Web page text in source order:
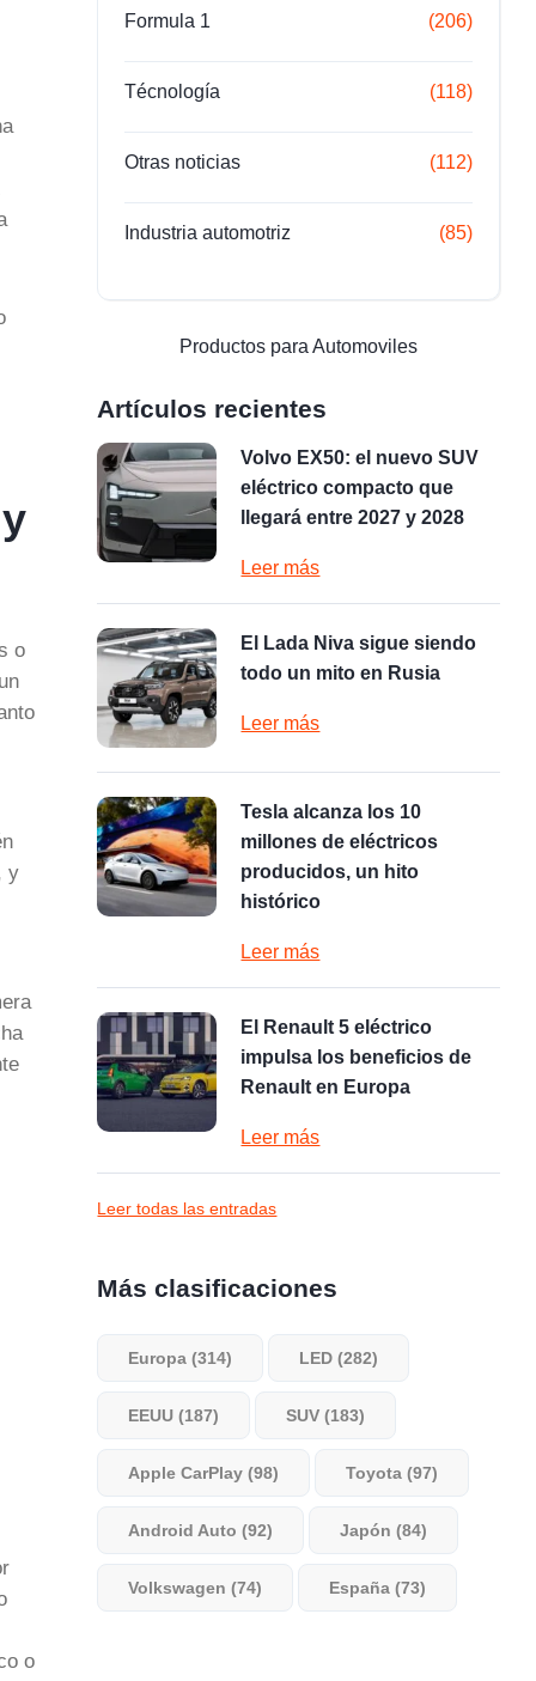
o
y
o
Formula 1 (206)
Técnología (118)
Otras noticias (112)
Industria automotriz (85)
Productos para Automoviles
Artículos recientes
Volvo EX50: el nuevo SUV
eléctrico compacto que
llegará entre 2027 y 2028
Leer más
El Lada Niva sigue siendo
todo un mito en Rusia
Leer más
Tesla alcanza los 10
millones de eléctricos
producidos, un hito
histórico
Leer más
El Renault 5 eléctrico
impulsa los beneficios de
Renault en Europa
Leer más
Leer todas las entradas
Más clasificaciones
Europa (314) LED (282)
EEUU (187) SUV (183)
Apple CarPlay (98) Toyota (97)
Android Auto (92) Japón (84)
Volkswagen (74) España (73)